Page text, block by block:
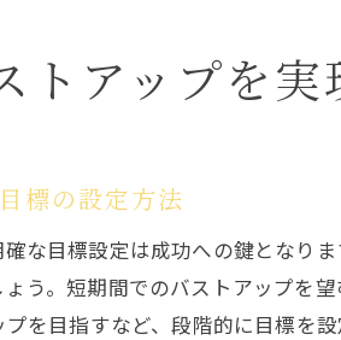
短期間で成
実践的なバスト
毎日のマッ
専門家が薦
トアップを
標の設定方法
な目標設定は成功への鍵となり
う。短期間でのバストアップを
を目指すなど、段階的に目標を